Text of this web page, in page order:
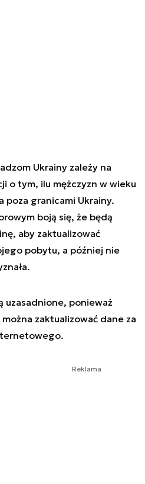
Ukrainy zależy na
o tym, ilu mężczyzn w wieku
poza granicami Ukrainy.
boją się, że będą
aby zaktualizować
pobytu, a później nie
uzasadnione, ponieważ
zaktualizować dane za
Reklama